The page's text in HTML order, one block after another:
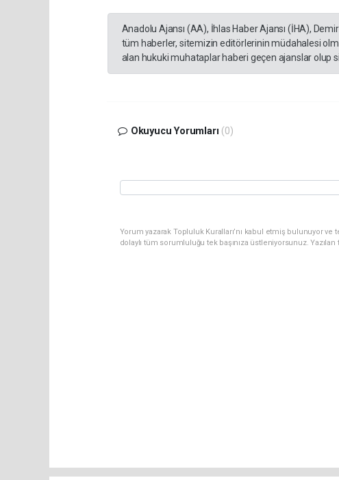
Anadolu Ajansı (AA), İhlas Haber Ajansı (İHA),
tüm haberler, sitemizin editörlerinin müdahalesi
alan hukuki muhataplar haberi geçen ajanslar olup
Okuyucu Yorumları (0)
Yorum yazarak Topluluk Kuralları’nı kabul etmiş bulunuyor
dolaylı tüm sorumluluğu tek başınıza üstleniyorsunuz.